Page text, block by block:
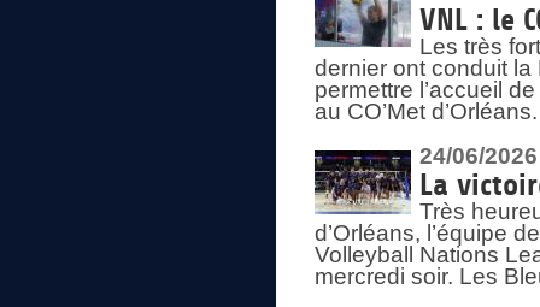
VNL : le
Les très
dernier ont conduit
permettre l’accueil
au CO’Met d’Orléans.
24/06/2026
La
Très
d’Orléans, l’équipe
Volleyball Nations
mercredi soir. Les